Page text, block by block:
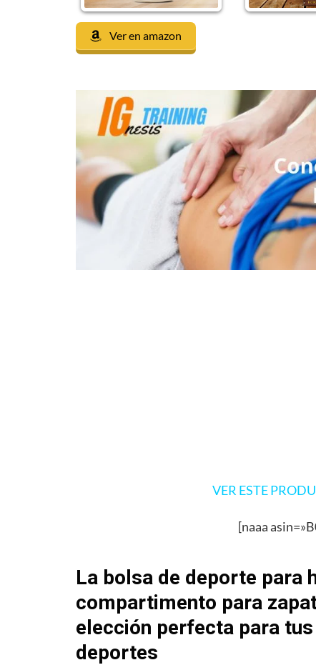
Ver en amazon
VER ESTE
[naaa
La bolsa de deporte para
compartimento para
elección perfecta para
deportes